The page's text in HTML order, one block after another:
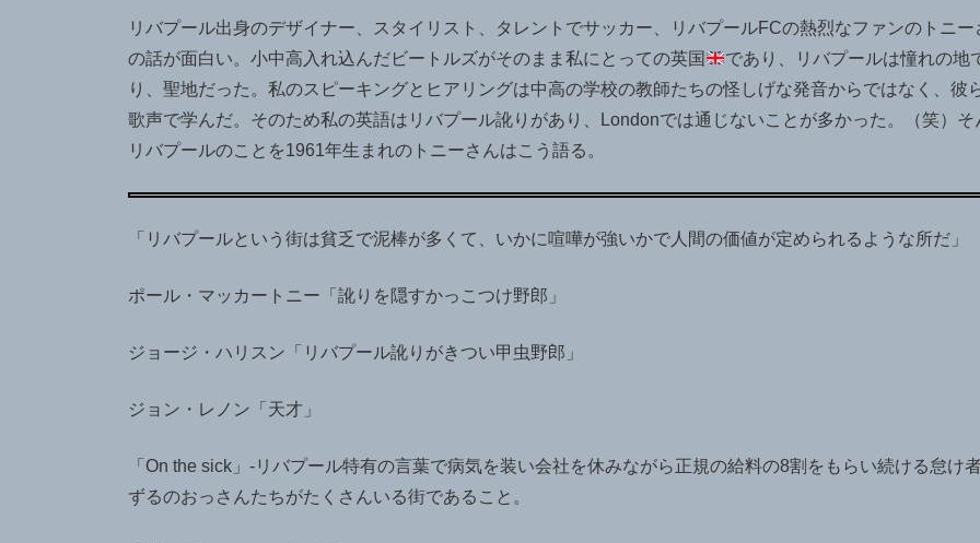
リバプール出身のデザイナー、スタイリスト、タレントでサッカー、リバプールFCの熱烈なファンのトニー
の話が面白い。小中高入れ込んだビートルズがそのまま私にとっての英国
であり、リバプールは憧れの地
り、聖地だった。私のスピーキングとヒアリングは中高の学校の教師たちの怪しげな発音からではなく、彼
歌声で学んだ。そのため私の英語はリバプール訛りがあり、Londonでは通じないことが多かった。（笑）そ
リバプールのことを1961年生まれのトニーさんはこう語る。
「リバプールという街は貧乏で泥棒が多くて、いかに喧嘩が強いかで人間の価値が定められるような所だ」
ポール・マッカートニー「訛りを隠すかっこつけ野郎」
ジョージ・ハリスン「リバプール訛りがきつい甲虫野郎」
ジョン・レノン「天才」
「On the sick」-リバプール特有の言葉で病気を装い会社を休みながら正規の給料の8割をもらい続ける怠け
ずるのおっさんたちがたくさんいる街であること。